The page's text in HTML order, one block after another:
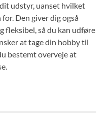
udstyr, uanset hvilket
Den giver dig også
fleksibel, så du kan udføre
at tage din hobby til
bestemt overveje at